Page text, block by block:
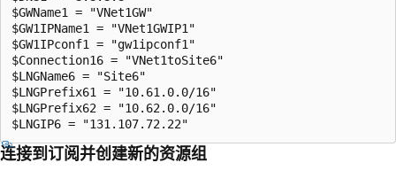
$GWName1 = "VNet1GW"
$GW1IPName1 = "VNet1GWIP1"
$GW1IPconf1 = "gw1ipconf1"
$Connection16 = "VNet1toSite6"
$LNGName6 = "Site6"
$LNGPrefix61 = "10.61.0.0/16"
$LNGPrefix62 = "10.62.0.0/16"
连接到订阅并创建新的资源组